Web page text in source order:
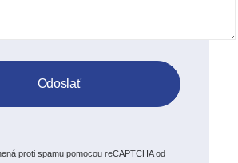
proti spamu pomocou reCAPTCHA od